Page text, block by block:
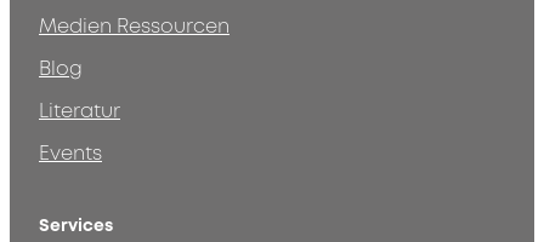
Medien Ressourcen
Blog
Literatur
Events
Services